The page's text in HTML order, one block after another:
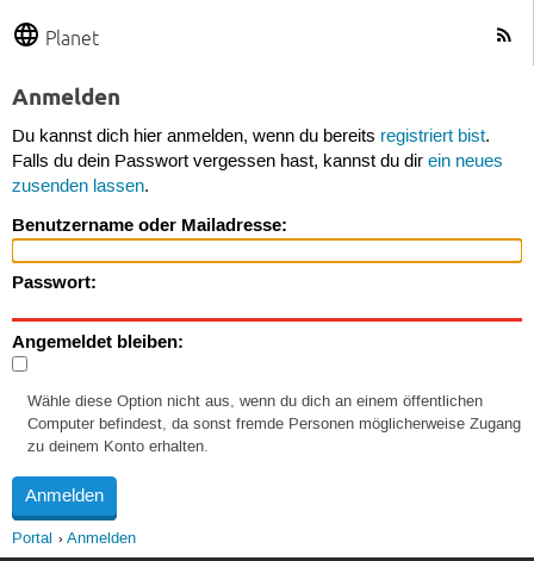
Planet
Anmelden
Du kannst dich hier anmelden, wenn du bereits registriert bist.
Falls du dein Passwort vergessen hast, kannst du dir ein neues
zusenden lassen.
Benutzername oder Mailadresse:
Passwort:
Angemeldet bleiben:
Wähle diese Option nicht aus, wenn du dich an einem öffentlichen
Computer befindest, da sonst fremde Personen möglicherweise Zugang
zu deinem Konto erhalten.
Portal Anmelden